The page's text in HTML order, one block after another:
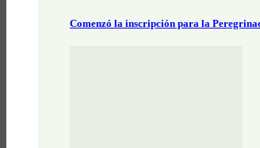
Comenzó la inscripción para la